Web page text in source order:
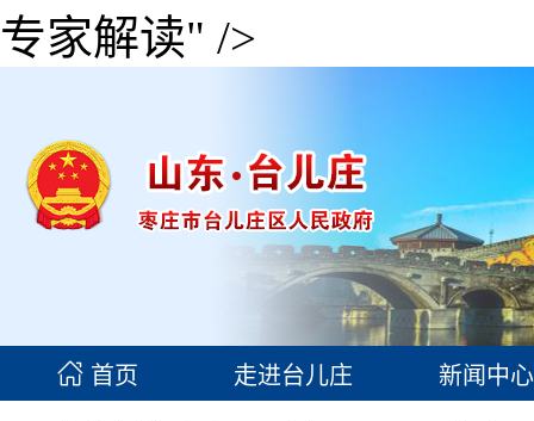
专家解读" />
首页 走进台儿庄 新闻中心